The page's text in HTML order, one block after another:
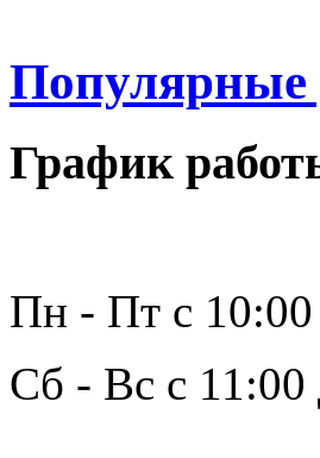
Популярные
График
Пн - Пт с
Сб - Вс с 11:00